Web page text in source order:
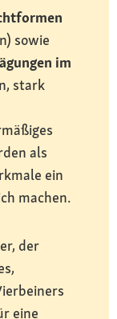
sowie
im
stark
als
ein
machen.
der
eine